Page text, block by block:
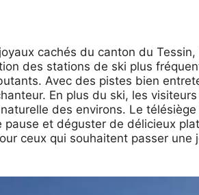
cachés du canton du
des stations de ski plus
Avec des pistes bien
En plus du ski, les
des environs. Le
et déguster de délicieux
ceux qui souhaitent passer